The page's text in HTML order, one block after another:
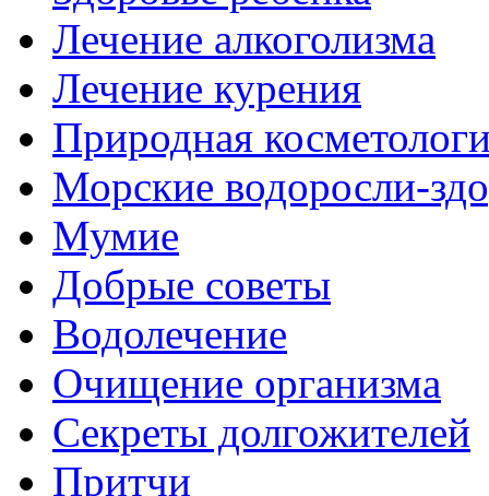
Лечение алкоголизма
Лечение курения
Природная
Морские водоросли-
Мумие
Добрые советы
Водолечение
Очищение организма
Секреты долгожителей
Притчи